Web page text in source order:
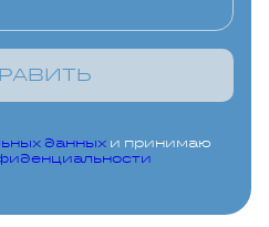
данных и принимаю